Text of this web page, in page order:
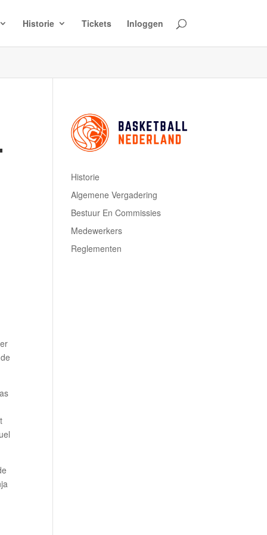
Historie Tickets Inloggen
Historie
Algemene Vergadering
Bestuur En Commissies
Medewerkers
Reglementen